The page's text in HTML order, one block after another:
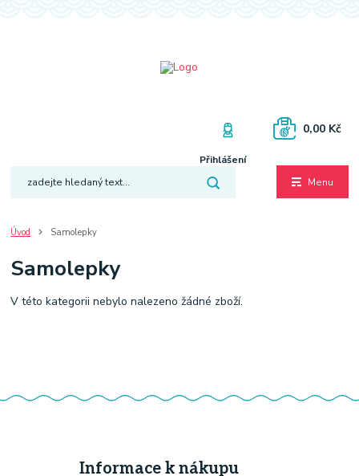
Menu
Přihlášení
0,00 Kč
Úvod Samolepky
Samolepky
V této kategorii nebylo nalezeno žádné zboží.
Informace k nákupu